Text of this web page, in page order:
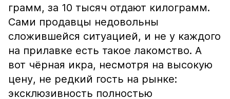
грамм, за 10 тысяч отдают килограмм.
Сами продавцы недовольны
сложившейся ситуацией, и не у каждого
на прилавке есть такое лакомство. А
вот чёрная икра, несмотря на высокую
цену, не редкий гость на рынке:
эксклюзивность полностью